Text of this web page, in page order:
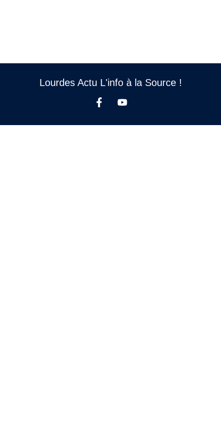
Lourdes Actu L'info à la Source !